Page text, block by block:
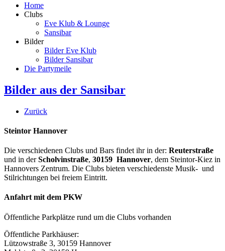
Home
Clubs
Eve Klub & Lounge
Sansibar
Bilder
Bilder Eve Klub
Bilder Sansibar
Die Partymeile
Bilder aus der Sansibar
Zurück
Steintor Hannover
Die verschiedenen Clubs und Bars findet ihr in der: Reuterstraße
und in derScholvinstraße, 30159 Hannover, dem Steintor-Kiez in
Hannovers Zentrum. Die Clubs bieten verschiedenste Musik- und
Stilrichtungen bei freiem Eintritt.
Anfahrt mit dem PKW
Öffentliche Parkplätze rund um die Clubs vorhanden
Öffentliche Parkhäuser:
Lützowstraße 3, 30159 Hannover